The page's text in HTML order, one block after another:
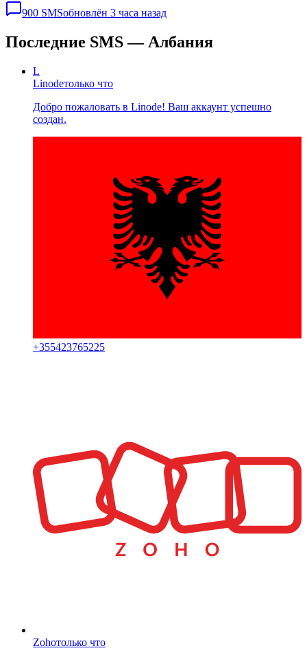
900 SMSобновлён 3 часа назад
Последние SMS — Албания
L
Linodeтолько что
Добро пожаловать в Linode! Ваш аккаунт успешно
создан.
+355423765225
Zohoтолько что